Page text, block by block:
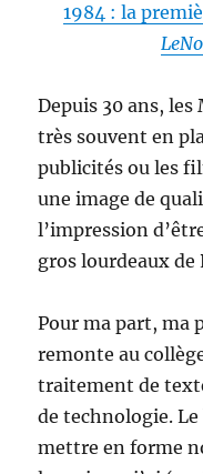
1984 : la
Depuis 30 ans,
très souvent en
publicités ou les
une image de
l’impression
gros lourdeaux de
Pour ma part, ma
remonte au
traitement de
de technologie.
mettre en forme